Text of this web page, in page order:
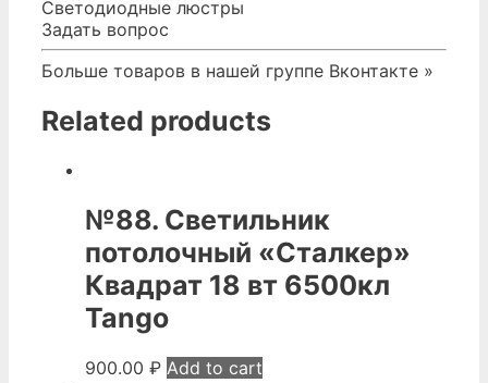
Белый
3000-
6000K
quantity
Светодиодные люстры
Задать вопрос
Больше товаров в нашей группе Вконтакте »
Related products
№88. Светильник
потолочный «Сталкер»
Квадрат 18 вт 6500кл
Tango
900.00 ₽ Add to cart